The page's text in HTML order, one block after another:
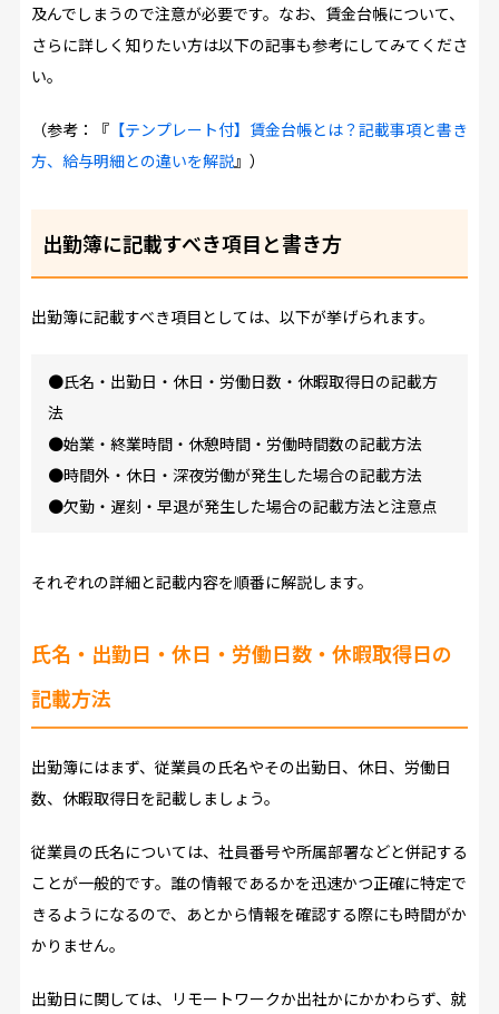
及んでしまうので注意が必要です。なお、賃金台帳について、
さらに詳しく知りたい方は以下の記事も参考にしてみてくださ
い。
（参考：『【テンプレート付】賃金台帳とは？記載事項と書き
方、給与明細との違いを解説』）
出勤簿に記載すべき項目と書き方
出勤簿に記載すべき項目としては、以下が挙げられます。
●氏名・出勤日・休日・労働日数・休暇取得日の記載方
法
●始業・終業時間・休憩時間・労働時間数の記載方法
●時間外・休日・深夜労働が発生した場合の記載方法
●欠勤・遅刻・早退が発生した場合の記載方法と注意点
それぞれの詳細と記載内容を順番に解説します。
氏名・出勤日・休日・労働日数・休暇取得日の
記載方法
出勤簿にはまず、従業員の氏名やその出勤日、休日、労働日
数、休暇取得日を記載しましょう。
従業員の氏名については、社員番号や所属部署などと併記する
ことが一般的です。誰の情報であるかを迅速かつ正確に特定で
きるようになるので、あとから情報を確認する際にも時間がか
かりません。
出勤日に関しては、リモートワークか出社かにかかわらず、就